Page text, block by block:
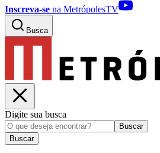
Inscreva-se na MetrópolesTV
Busca
Digite sua busca
Buscar
Buscar